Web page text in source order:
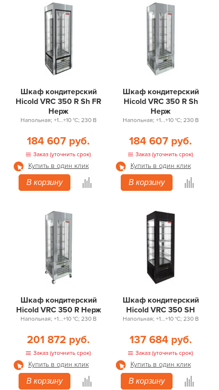
Шкаф кондитерский
Hicold VRC 350 R Sh FR
Нерж
Напольная; +1...+10 °С; 230 В
184 607 руб.
Заказ (уточнить срок)
Купить в один клик
В корзину
Шкаф кондитерский
Hicold VRC 350 R Sh
Нерж
Напольная; +1...+10 °С; 230 В
184 607 руб.
Заказ (уточнить срок)
Купить в один клик
В корзину
Шкаф кондитерский
Hicold VRC 350 R Нерж
Напольная; +1...+10 °С; 230 В
201 872 руб.
Заказ (уточнить срок)
Купить в один клик
В корзину
Шкаф кондитерский
Hicold VRC 350 SH
Напольная; +1...+10 °С; 230 В
137 684 руб.
Заказ (уточнить срок)
Купить в один клик
В корзину